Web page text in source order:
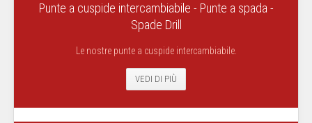
Punte a cuspide intercambiabile - Punte a spada -
Spade Drill
Le nostre punte a cuspide intercambiabile.
VEDI DI PIÙ